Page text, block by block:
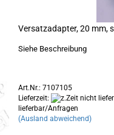
Versatzadapter, 20 mm,
Siehe Beschreibung
Art.Nr.: 7107105
Lieferzeit:
lieferbar/Anfragen
(Ausland abweichend)